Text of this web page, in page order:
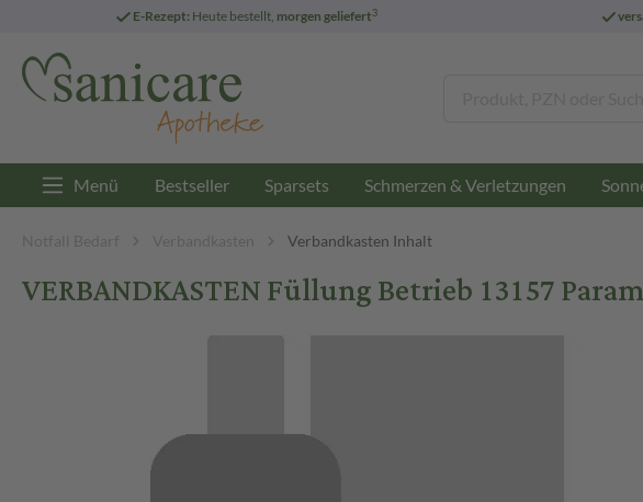
E-Rezept: Heute bestellt, morgen geliefert3
Menü Bestseller Sparsets Schmerzen & Verletzungen
Notfall Bedarf Verbandkasten Verbandkasten Inhalt
VERBANDKASTEN Füllung Betrieb 13157